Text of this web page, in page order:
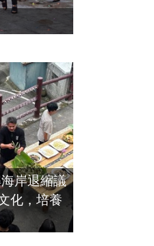
岸退縮議
化，培養